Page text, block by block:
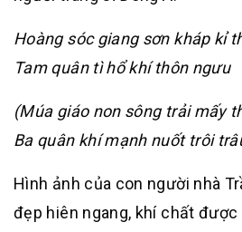
Hoàng sóc giang sơn kháp kỉ
Tam quân tì hổ khí thôn ngưu
(Múa giáo non sông trải mấy
Ba quân khí mạnh nuốt trôi
Hình ảnh của con người nhà
đẹp hiên ngang, khí chất